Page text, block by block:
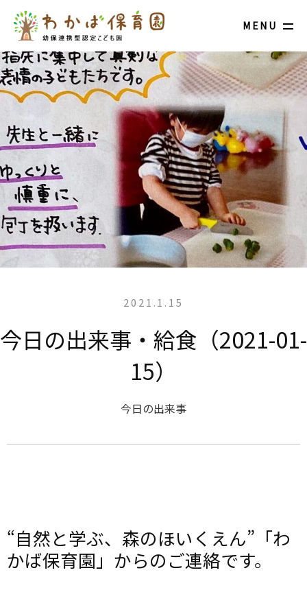
MENU
2021.1.15
今日の出来事・給食（2021-01-
15）
今日の出来事
“自然と学ぶ、森のほいくえん”「わ
かば保育園」からのご連絡です。